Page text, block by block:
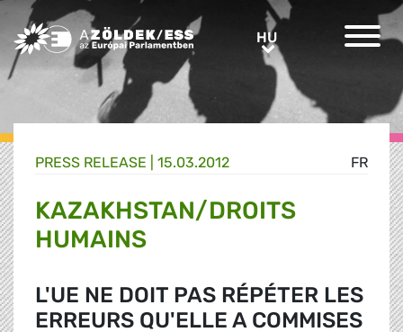
Greens/EFA Home HUHU
FR
PRESS RELEASE | 15.03.2012
KAZAKHSTAN/DROITS
HUMAINS
L'UE NE DOIT PAS RÉPÉTER LES
ERREURS QU'ELLE A COMMISES